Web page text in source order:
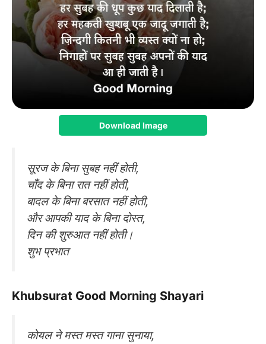
Download Image
सूरज के बिना सुबह नहीं होती,
चाँद के बिना रात नहीं होती,
बादल के बिना बरसात नहीं होती,
और आपकी याद के बिना दोस्त,
दिन की शुरुआत नहीं होती।
शुभ प्रभात
Khubsurat Good Morning Shayari
कोयल ने मस्त मस्त गाना सुनाया,